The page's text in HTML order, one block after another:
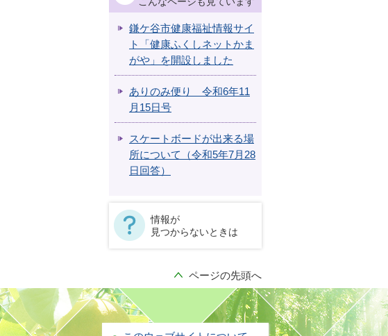
鎌ケ谷市健康福祉情報サイ
ト「健康ふくしネットかま
がや」を開設しました
ありのみ便り 令和6年11
月15日号
スケートボードが出来る場
所について（令和5年7月28
日回答）
情報が
見つからないときは
ページの先頭へ